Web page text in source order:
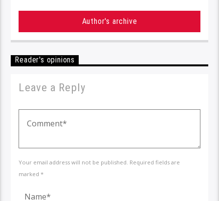
Author's archive
Reader's opinions
Leave a Reply
Your email address will not be published. Required fields are
marked *